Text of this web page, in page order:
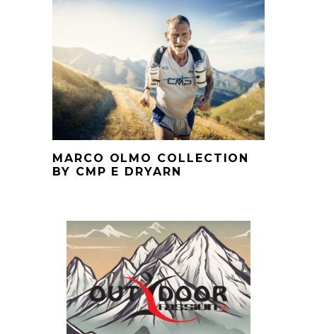
MARCO OLMO COLLECTION
BY CMP E DRYARN